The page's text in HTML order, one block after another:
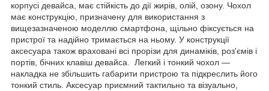
корпусі девайса, має стійкість до дії жирів, олій, озону. Чохол
має конструкцію, призначену для використання з
вищезазначеною моделлю смартфона, щільно фіксується на
пристрої та надійно тримається на ньому. У конструкції
аксесуара також враховані всі прорізи для динаміків, роз'ємів і
портів, бічних клавіш девайса. Легкий і тонкий чохол —
накладка не збільшить габарити пристрою та підкреслить його
тонкий стиль. Аксесуар приємний тактильно та візуально,